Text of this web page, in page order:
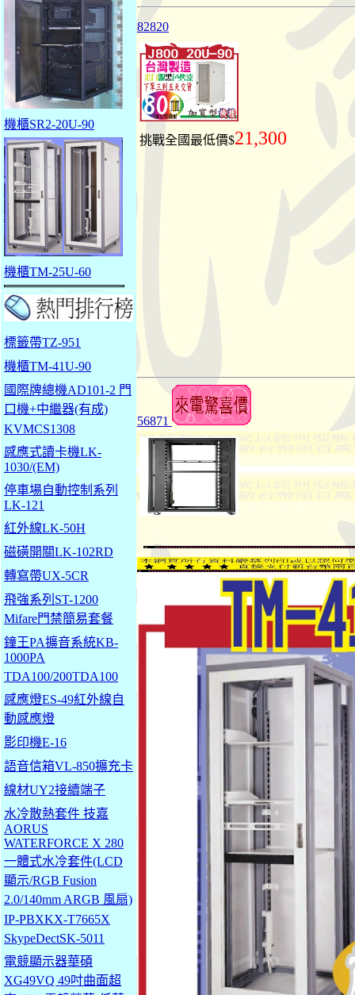
機櫃SR2-20U-90
機櫃TM-25U-60
標籤帶TZ-951
機櫃TM-41U-90
國際牌總機AD101-2 門
口機+中繼器(有成)
KVMCS1308
感應式讀卡機LK-
1030/(EM)
停車場自動控制系列
LK-121
紅外線LK-50H
磁磺開關LK-102RD
轉寫帶UX-5CR
飛強系列ST-1200
Mifare門禁簡易套餐
鐘王PA擴音系統KB-
1000PA
TDA100/200TDA100
感應燈ES-49紅外線自
動感應燈
影印機E-16
語音信箱VL-850擴充卡
線材UY2接續端子
水冷散熱套件 技嘉
AORUS
WATERFORCE X 280
一體式水冷套件(LCD
顯示/RGB Fusion
2.0/140mm ARGB 風扇)
IP-PBXKX-T7665X
SkypeDectSK-5011
電競顯示器華碩
XG49VQ 49吋曲面超
82820
挑戰全國最低價$21,300
56871